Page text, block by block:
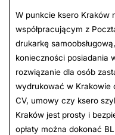
W punkcie ksero Kraków
współpracującym z
drukarkę
konieczności posiadania
rozwiązanie dla osób
wydrukować w Krakowie
CV, umowy czy ksero
Kraków jest prosty i
opłaty można dokonać